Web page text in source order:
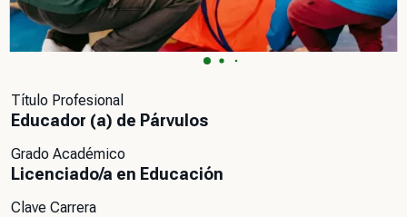
Título Profesional
Educador (a) de Párvulos
Grado Académico
Licenciado/a en Educación
Clave Carrera